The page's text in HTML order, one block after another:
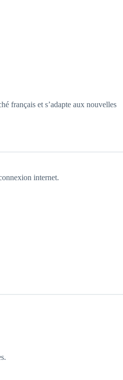
français et s’adapte aux nouvelles
internet.